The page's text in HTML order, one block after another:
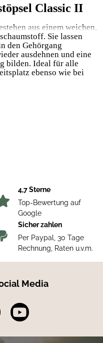
Classic II
aus einem weichen,
Sie lassen
den Gehörgang
ausdehnen und eine
bilden. Ideal für alle
ebenso wie bei
gute Anpassung
erhältlich
4,7 Sterne
Top-Bewertung auf
Google
Sicher zahlen
Per Paypal, 30 Tage
Rechnung, Raten u.v.m.
Media